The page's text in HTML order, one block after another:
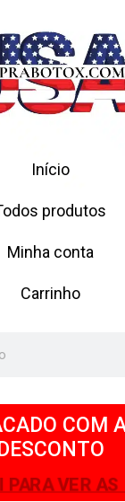
Início
produtos
Minha conta
Carrinho
COM
PARA VER AS